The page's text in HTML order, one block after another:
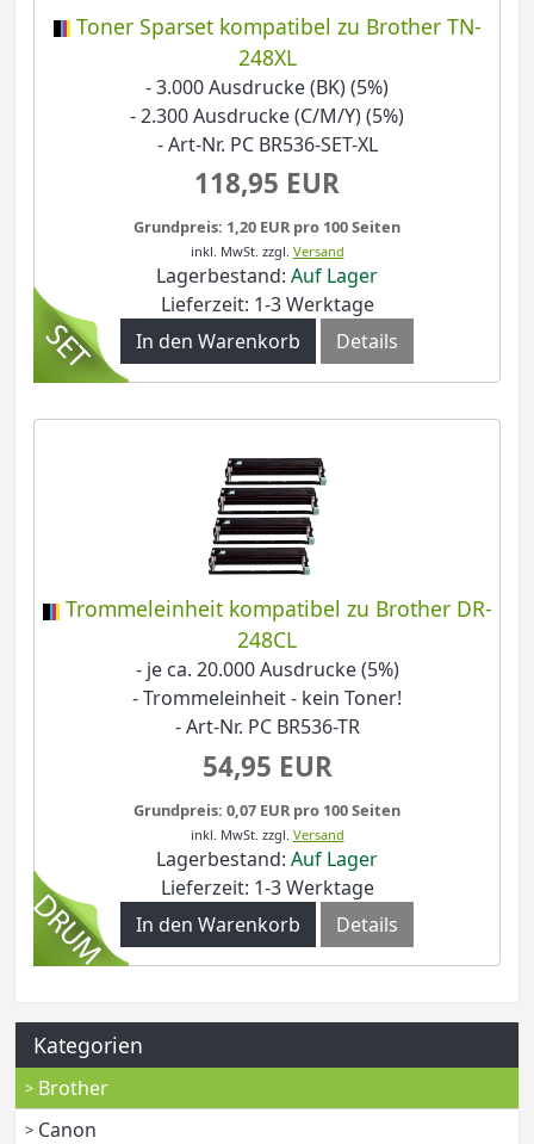
Toner Sparset kompatibel zu Brother TN-
248XL
- 3.000 Ausdrucke (BK) (5%)
- 2.300 Ausdrucke (C/M/Y) (5%)
- Art-Nr. PC BR536-SET-XL
118,95 EUR
Grundpreis: 1,20 EUR pro 100 Seiten
inkl. MwSt. zzgl. Versand
Lagerbestand: Auf Lager
Lieferzeit: 1-3 Werktage
In den Warenkorb
Details
Trommeleinheit kompatibel zu Brother DR-
248CL
- je ca. 20.000 Ausdrucke (5%)
- Trommeleinheit - kein Toner!
- Art-Nr. PC BR536-TR
54,95 EUR
Grundpreis: 0,07 EUR pro 100 Seiten
inkl. MwSt. zzgl. Versand
Lagerbestand: Auf Lager
Lieferzeit: 1-3 Werktage
In den Warenkorb
Details
Kategorien
Brother
Canon